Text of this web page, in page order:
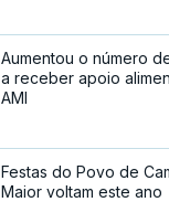
Aumentou o número
a receber apoio
AMI
Festas do Povo de
Maior voltam este ano